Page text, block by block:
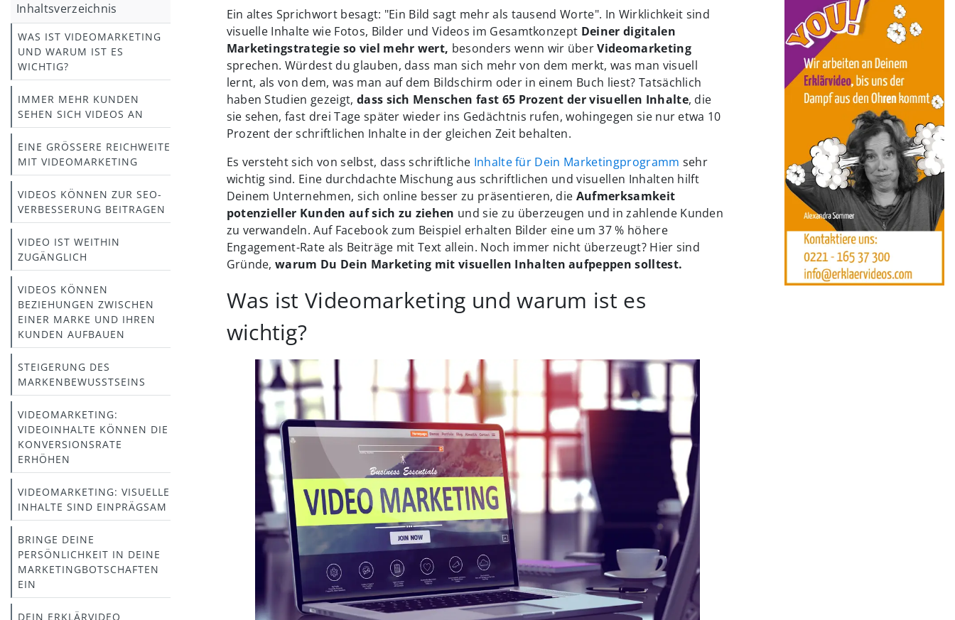
Inhaltsverzeichnis
WAS IST VIDEOMARKETING
UND WARUM IST ES
WICHTIG?
IMMER MEHR KUNDEN
SEHEN SICH VIDEOS AN
EINE GRÖSSERE REICHWEITE M
IT VIDEOMARKETING
VIDEOS KÖNNEN ZUR SEO-
VERBESSERUNG BEITRAGEN
VIDEO IST WEITHIN
ZUGÄNGLICH
VIDEOS KÖNNEN
BEZIEHUNGEN ZWISCHEN
EINER MARKE UND IHREN
KUNDEN AUFBAUEN
STEIGERUNG DES
MARKENBEWUSSTSEINS
VIDEOMARKETING:
VIDEOINHALTE KÖNNEN DIE
KONVERSIONSRATE
ERHÖHEN
VIDEOMARKETING: VISUELLE
INHALTE SIND EINPRÄGSAM
BRINGE DEINE
PERSÖNLICHKEIT IN DEINE
MARKETINGBOTSCHAFTEN
EIN
DEIN ERKLÄRVIDEO
Ein altes Sprichwort besagt: "Ein Bild sagt mehr als tausend Worte". In Wirklichkeit sind
visuelle Inhalte wie Fotos, Bilder und Videos im Gesamtkonzept Deiner digitalen
Marketingstrategie so viel mehr wert, besonders wenn wir überVideomarketing
sprechen. Würdest du glauben, dass man sich mehr von dem merkt, was man visuell
lernt, als von dem, was man auf dem Bildschirm oder in einem Buch liest? Tatsächlich
haben Studien gezeigt, dass sich Menschen fast 65 Prozent der visuellen Inhalte, die
sie sehen, fast drei Tage später wieder ins Gedächtnis rufen, wohingegen sie nur etwa 10
Prozent der schriftlichen Inhalte in der gleichen Zeit behalten.
Es versteht sich von selbst, dass schriftliche Inhalte für Dein Marketingprogramm sehr
wichtig sind. Eine durchdachte Mischung aus schriftlichen und visuellen Inhalten hilft
Deinem Unternehmen, sich online besser zu präsentieren, die Aufmerksamkeit
potenzieller Kunden auf sich zu ziehen und sie zu überzeugen und in zahlende Kunden
zu verwandeln. Auf Facebook zum Beispiel erhalten Bilder eine um 37 % höhere
Engagement-Rate als Beiträge mit Text allein. Noch immer nicht überzeugt? Hier sind
Gründe,warum Du Dein Marketing mit visuellen Inhalten aufpeppen solltest.
Was ist Videomarketing und warum ist es
wichtig?